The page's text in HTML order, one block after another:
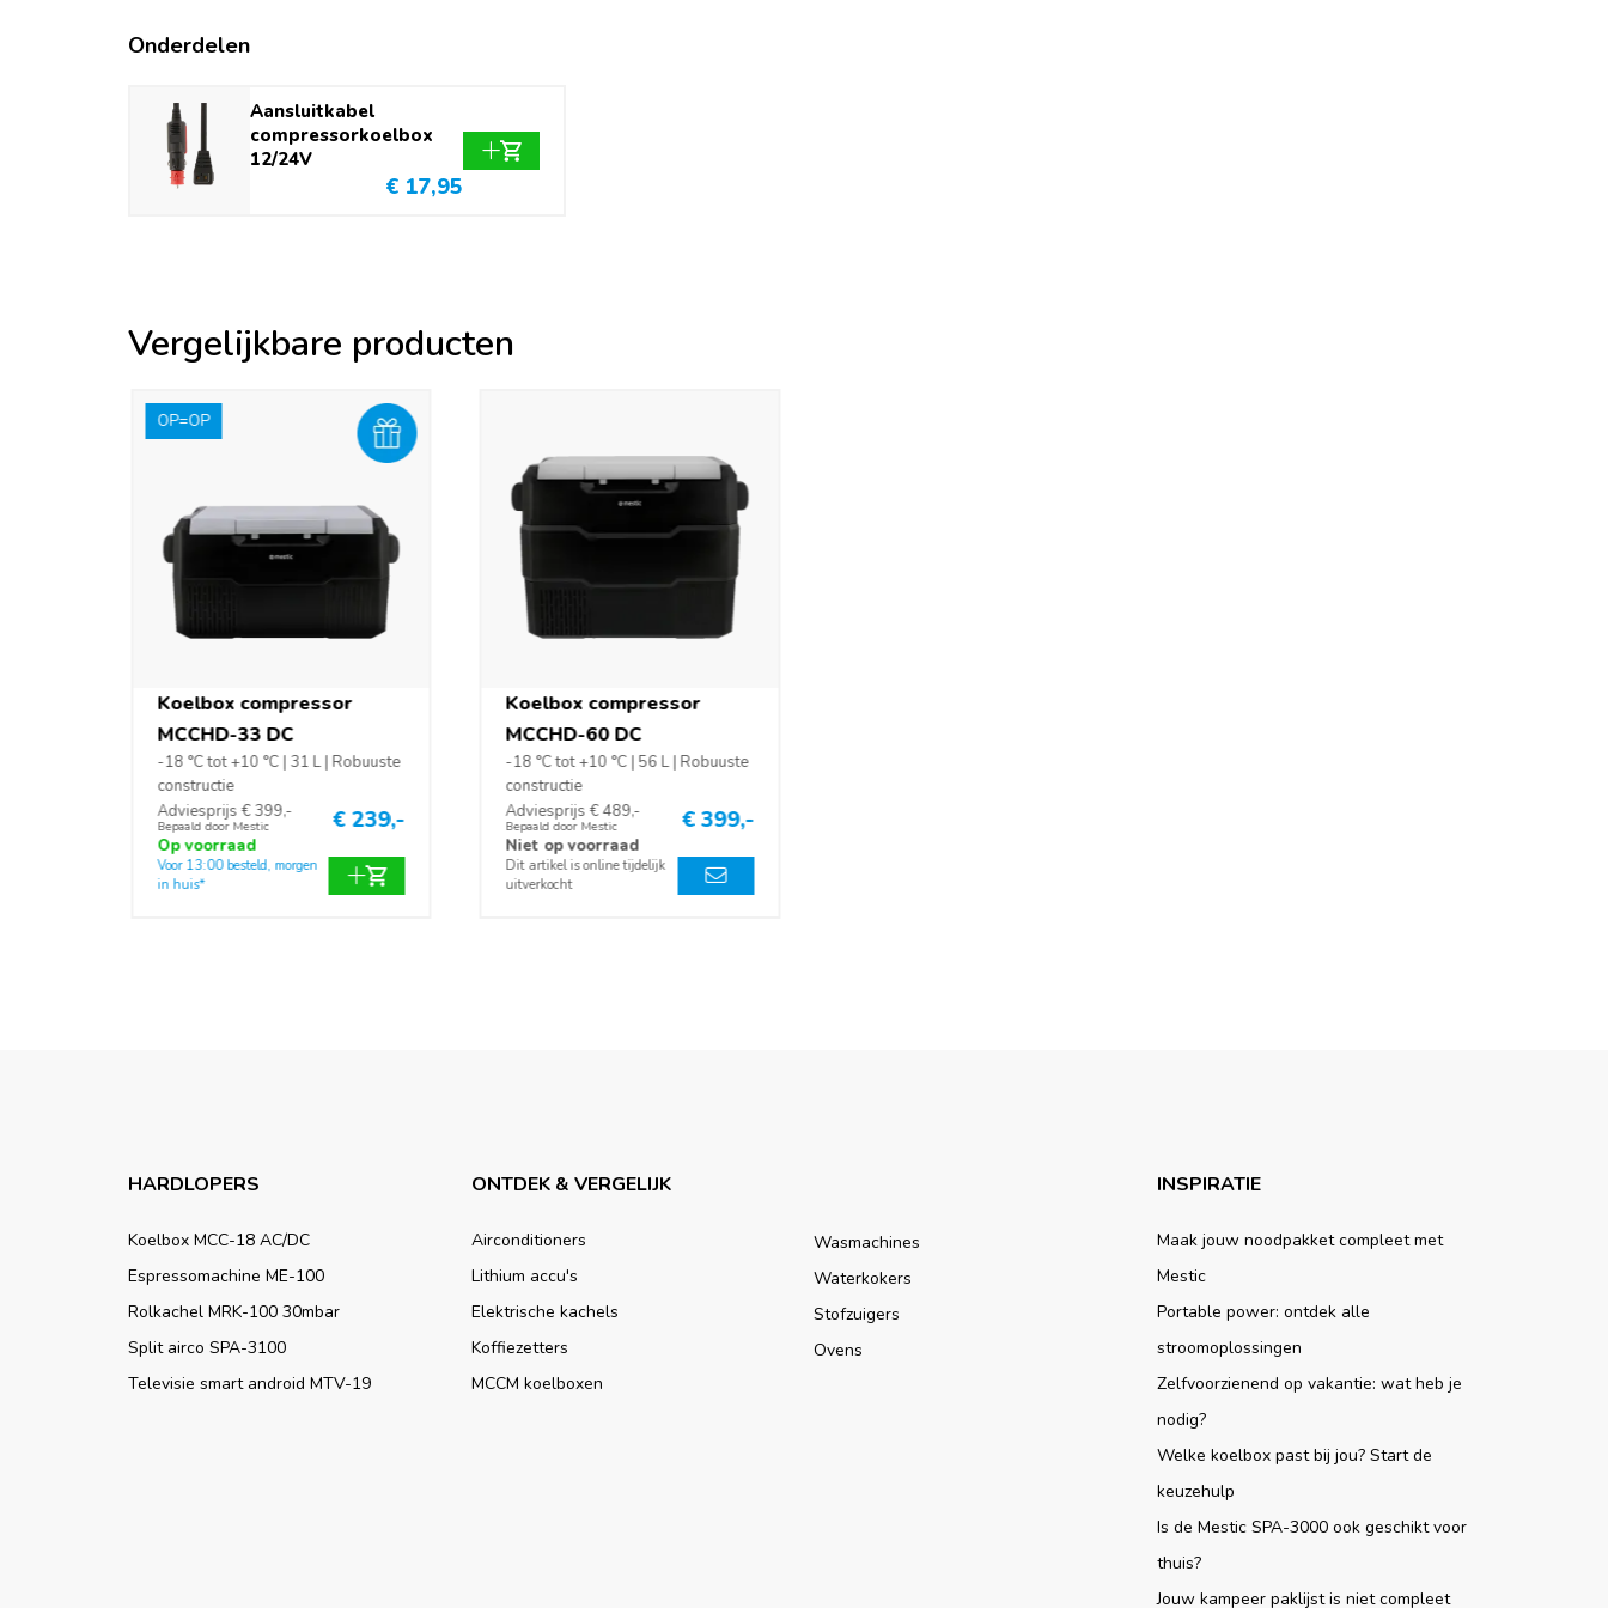
Onderdelen
Aansluitkabel
compressorkoelbox
12/24V
€ 17,95
Vergelijkbare producten
OP=OP
Koelbox compressor
MCCHD-33 DC
-18 °C tot +10 °C | 31 L | Robuuste
constructie
Adviesprijs € 399,-
Bepaald door Mestic € 239,-
Op voorraad
Voor 13:00 besteld, morgen
in huis*
Koelbox compressor
MCCHD-60 DC
-18 °C tot +10 °C | 56 L | Robuuste
constructie
Adviesprijs € 489,-
Bepaald door Mestic € 399,-
Niet op voorraad
Dit artikel is online tijdelijk
uitverkocht
HARDLOPERS
Koelbox MCC-18 AC/DC
Espressomachine ME-100
Rolkachel MRK-100 30mbar
Split airco SPA-3100
Televisie smart android MTV-19
ONTDEK & VERGELIJK
Airconditioners
Lithium accu's
Elektrische kachels
Koffiezetters
MCCM koelboxen
Wasmachines
Waterkokers
Stofzuigers
Ovens
INSPIRATIE
Maak jouw noodpakket compleet met
Mestic
Portable power: ontdek alle
stroomoplossingen
Zelfvoorzienend op vakantie: wat heb je
nodig?
Welke koelbox past bij jou? Start de
keuzehulp
Is de Mestic SPA-3000 ook geschikt voor
thuis?
Jouw kampeer paklijst is niet compleet